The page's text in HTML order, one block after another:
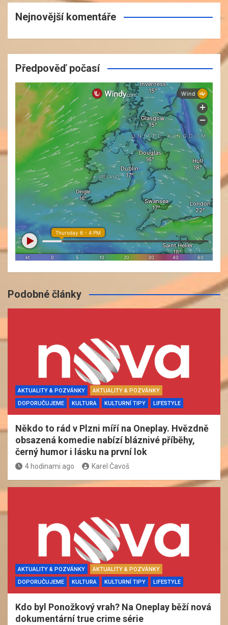
Nejnovější komentáře
Předpověď počasí
Podobné články
AKTUALITY & POZVÁNKY
AKTUALITY & POZVÁNKY
DOPORUČUJEME
KULTURA KULTURNÍ TIPY LIFESTYLE
Někdo to rád v Plzni míří na Oneplay. Hvězdně
obsazená komedie nabízí bláznivé příběhy,
černý humor i lásku na první lok
4 hodinami ago Karel Čavoš
AKTUALITY & POZVÁNKY
AKTUALITY & POZVÁNKY
DOPORUČUJEME
KULTURA KULTURNÍ TIPY LIFESTYLE
Kdo byl Ponožkový vrah? Na Oneplay běží nová
dokumentární true crime série